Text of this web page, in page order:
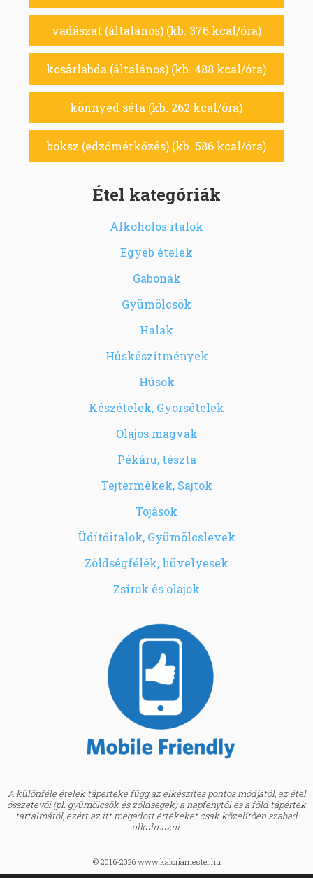
vadászat (általános) (kb. 376 kcal/óra)
kosárlabda (általános) (kb. 488 kcal/óra)
könnyed séta (kb. 262 kcal/óra)
boksz (edzőmérkőzés) (kb. 586 kcal/óra)
Étel kategóriák
Alkoholos italok
Egyéb ételek
Gabonák
Gyümölcsök
Halak
Húskészítmények
Húsok
Készételek, Gyorsételek
Olajos magvak
Pékáru, tészta
Tejtermékek, Sajtok
Tojások
Üdítőitalok, Gyümölcslevek
Zöldségfélék, hüvelyesek
Zsírok és olajok
A különféle ételek tápértéke függ az elkészítés pontos módjától, az étel
összetevői (pl. gyümölcsök és zöldségek) a napfénytől és a föld tápérték
tartalmától, ezért az itt megadott értékeket csak közelítően szabad
alkalmazni.
© 2016-2026 www.kaloriamester.hu